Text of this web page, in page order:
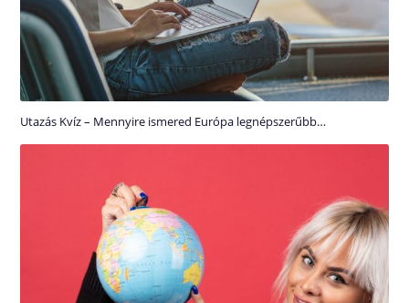
Utazás Kvíz – Mennyire ismered Európa legnépszerűbb…